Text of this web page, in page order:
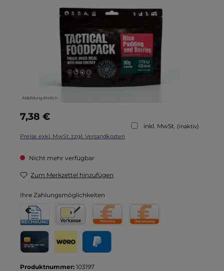
Abbildung ähnlich
Regulärer Preis:
7,38 €
inkl. MwSt. (inaktiv)
Preise exkl. MwSt. zzgl. Versandkosten
Nicht mehr verfügbar
Zum Merkzettel hinzufügen
Ihre Zahlungsmöglichkeiten
Produktnummer: 103197